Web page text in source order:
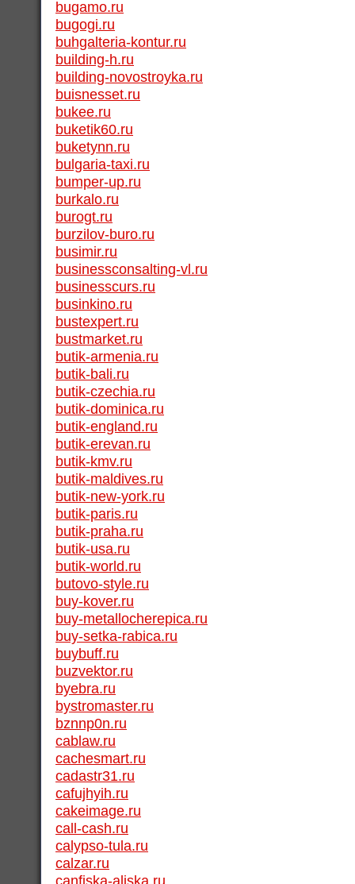
bugamo.ru
bugogi.ru
buhgalteria-kontur.ru
building-h.ru
building-novostroyka.ru
buisnesset.ru
bukee.ru
buketik60.ru
buketynn.ru
bulgaria-taxi.ru
bumper-up.ru
burkalo.ru
burogt.ru
burzilov-buro.ru
busimir.ru
businessconsalting-vl.ru
businesscurs.ru
businkino.ru
bustexpert.ru
bustmarket.ru
butik-armenia.ru
butik-bali.ru
butik-czechia.ru
butik-dominica.ru
butik-england.ru
butik-erevan.ru
butik-kmv.ru
butik-maldives.ru
butik-new-york.ru
butik-paris.ru
butik-praha.ru
butik-usa.ru
butik-world.ru
butovo-style.ru
buy-kover.ru
buy-metallocherepica.ru
buy-setka-rabica.ru
buybuff.ru
buzvektor.ru
byebra.ru
bystromaster.ru
bznnp0n.ru
cablaw.ru
cachesmart.ru
cadastr31.ru
cafujhyih.ru
cakeimage.ru
call-cash.ru
calypso-tula.ru
calzar.ru
canfiska-aliska.ru